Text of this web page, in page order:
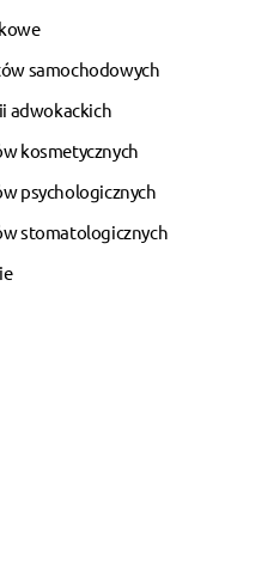
samochodowych
adwokackich
kosmetycznych
psychologicznych
stomatologicznych